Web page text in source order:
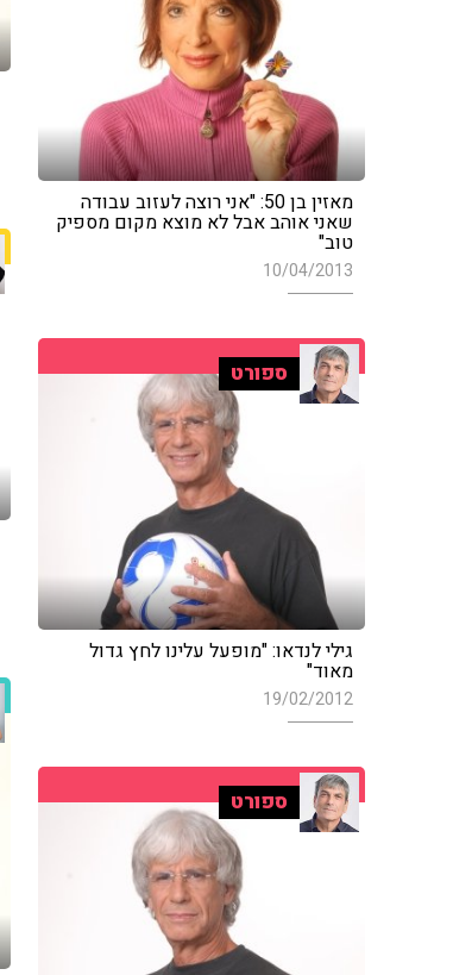
מאזין בן 50: "אני רוצה לעזוב עבודה
שאני אוהב אבל לא מוצא מקום מספיק
טוב"
10/04/2013
ספורט
גילי לנדאו: "מופעל עלינו לחץ גדול
מאוד"
19/02/2012
ספורט